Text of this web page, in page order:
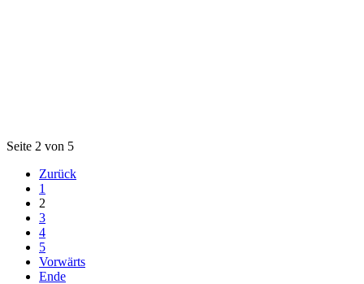
Seite 2 von 5
Zurück
1
2
3
4
5
Vorwärts
Ende